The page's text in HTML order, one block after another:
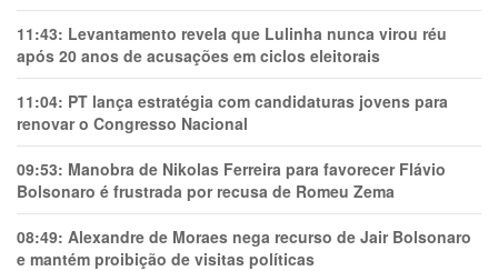
11:43: Levantamento revela que Lulinha nunca virou réu
após 20 anos de acusações em ciclos eleitorais
11:04: PT lança estratégia com candidaturas jovens para
renovar o Congresso Nacional
09:53: Manobra de Nikolas Ferreira para favorecer Flávio
Bolsonaro é frustrada por recusa de Romeu Zema
08:49: Alexandre de Moraes nega recurso de Jair Bolsonaro
e mantém proibição de visitas políticas